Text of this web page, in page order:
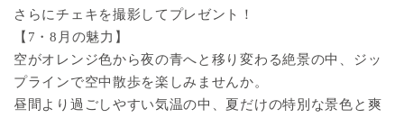
さらにチェキを撮影してプレゼント！
【7・8月の魅力】
空がオレンジ色から夜の青へと移り変わる絶景の中、ジッ
プラインで空中散歩を楽しみませんか。
昼間より過ごしやすい気温の中、夏だけの特別な景色と爽